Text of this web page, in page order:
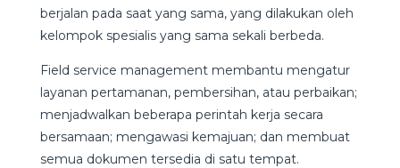
berjalan pada saat yang sama, yang dilakukan oleh
kelompok spesialis yang sama sekali berbeda.
Field service management membantu mengatur
layanan pertamanan, pembersihan, atau perbaikan;
menjadwalkan beberapa perintah kerja secara
bersamaan; mengawasi kemajuan; dan membuat
semua dokumen tersedia di satu tempat.